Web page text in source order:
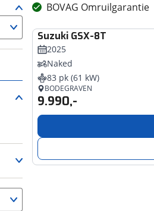
BOVAG Omruilgarantie
Suzuki GSX-8T
2025
Naked
83 pk (61 kW)
BODEGRAVEN
9.990,-